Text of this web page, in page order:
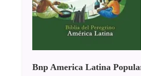
Bnp America Latina